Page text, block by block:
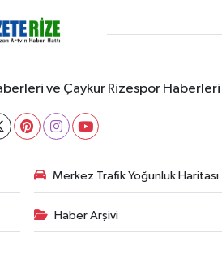
ve Çaykur Rizespor
Merkez Trafik Yoğunluk Haritası
Haber Arşivi